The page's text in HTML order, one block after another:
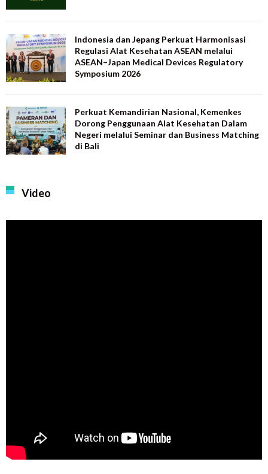
Indonesia dan Jepang Perkuat Harmonisasi
Regulasi Alat Kesehatan ASEAN melalui
ASEAN–Japan Medical Devices Regulatory
Symposium 2026
Perkuat Kemandirian Nasional, Kemenkes
Dorong Penggunaan Alat Kesehatan Dalam
Negeri melalui Seminar dan Business Matching
di Bali
Video